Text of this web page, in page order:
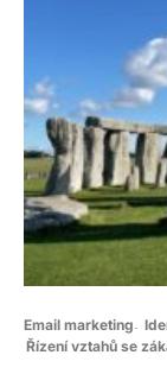
Email marketing
Řízení vztahů se